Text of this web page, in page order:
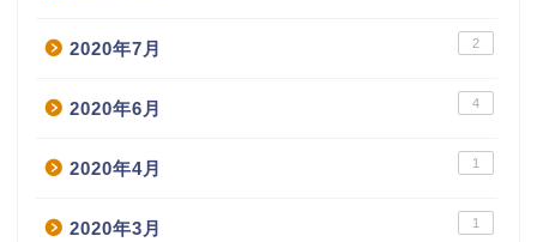
2020年7月 2
2020年6月 4
2020年4月 1
2020年3月 1